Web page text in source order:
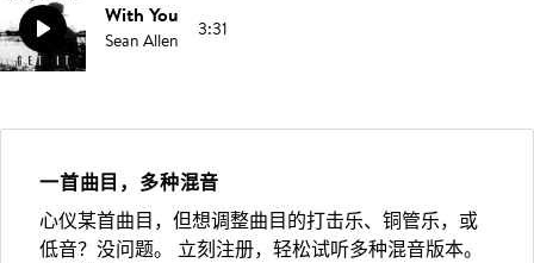
With You
Sean Allen 3:31
一首曲目，多种混音
心仪某首曲目，但想调整曲目的打击乐、铜管乐，或
低音？没问题。 立刻注册，轻松试听多种混音版本。